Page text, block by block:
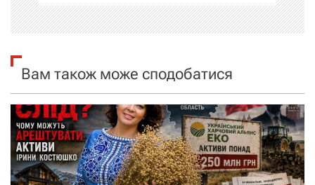
і
а
п
и
Вам також може сподобатися